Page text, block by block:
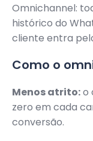
Omnichannel:
histórico do
cliente entra
Como o
Menos atrito:o
zero em cada
conversão.